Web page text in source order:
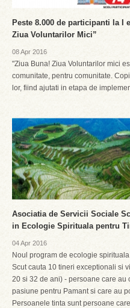
Peste 8.000 de participanti la I
Ziua Voluntarilor Mici”
08 Apr 2016
"Ziua Buna! Ziua Voluntarilor mici
comunitate, pentru comunitate.
lor, fiind ajutati in etapa de
Asociatia de Servicii Sociale
in Ecologie Spirituala pentru
04 Apr 2016
Noul program de ecologie
Scut cauta 10 tineri exceptionali si
20 si 32 de ani) - persoane care
pasiune pentru Pamant si care au
Persoanele tinta sunt persoane